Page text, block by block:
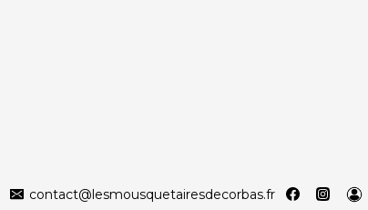
contact@lesmousquetairesdecorbas.fr